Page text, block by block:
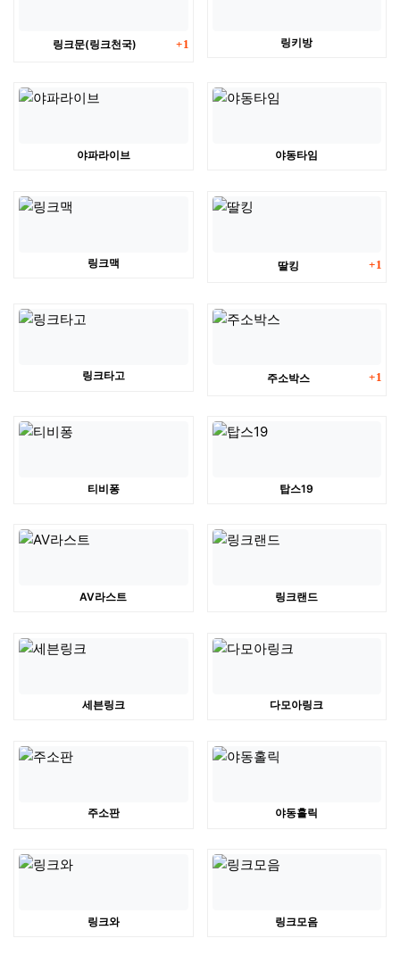
링크문(링크천국) 댓글
1 링키방
야파라이브 야동타임
링크맥 딸킹 댓글
1
링크타고 주소박스 댓글
1
티비퐁 탑스19
AV라스트 링크랜드
세븐링크 다모아링크
주소판 야동홀릭
링크와 링크모음